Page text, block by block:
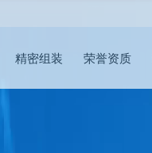
精密组装 荣誉资质